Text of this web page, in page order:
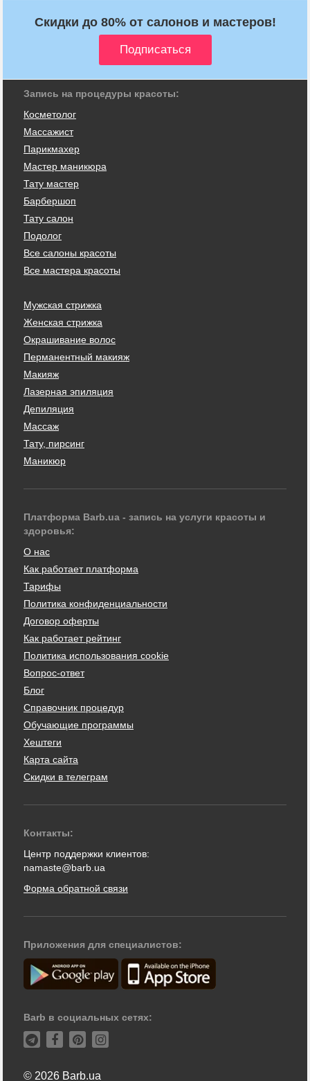
Скидки до 80% от салонов и мастеров!
Запись на процедуры красоты:
Косметолог
Массажист
Парикмахер
Мастер маникюра
Тату мастер
Барбершоп
Тату салон
Подолог
Все салоны красоты
Все мастера красоты
Мужская стрижка
Женская стрижка
Окрашивание волос
Перманентный макияж
Макияж
Лазерная эпиляция
Депиляция
Массаж
Тату, пирсинг
Маникюр
Платформа Barb.ua - запись на услуги красоты и
здоровья:
О нас
Как работает платформа
Тарифы
Политика конфиденциальности
Договор оферты
Как работает рейтинг
Политика использования cookie
Вопрос-ответ
Блог
Справочник процедур
Обучающие программы
Хештеги
Карта сайта
Скидки в телеграм
Контакты:
Центр поддержки клиентов:
namaste@barb.ua
Форма обратной связи
Приложения для специалистов:
Barb в социальных сетях:
© 2026 Barb.ua